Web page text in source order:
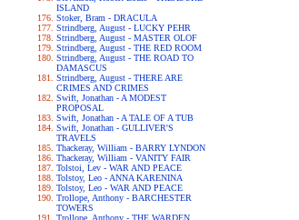
ISLAND
Stoker, Bram - DRACULA
Strindberg, August - LUCKY PEHR
Strindberg, August - MASTER OLOF
Strindberg, August - THE RED ROOM
Strindberg, August - THE ROAD TO
DAMASCUS
Strindberg, August - THERE ARE
CRIMES AND CRIMES
Swift, Jonathan - A MODEST
PROPOSAL
Swift, Jonathan - A TALE OF A TUB
Swift, Jonathan - GULLIVER'S
TRAVELS
Thackeray, William - BARRY LYNDON
Thackeray, William - VANITY FAIR
Tolstoi, Lev - WAR AND PEACE
Tolstoy, Leo - ANNA KARENINA
Tolstoy, Leo - WAR AND PEACE
Trollope, Anthony - BARCHESTER
TOWERS
Trollope, Anthony - THE WARDEN